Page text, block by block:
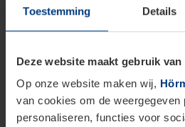
Toestemming Details
Deze website maakt gebruik van
Op onze website maken wij,
van cookies om de weergegeven
personaliseren, functies voor